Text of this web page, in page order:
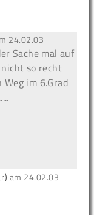
24.02.03
Sache mal auf
nicht so recht
im 6.Grad
am 24.02.03